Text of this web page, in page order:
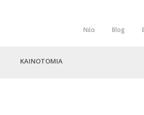
Νέα Blog
ΚΑΙΝΟΤΟΜΙΑ